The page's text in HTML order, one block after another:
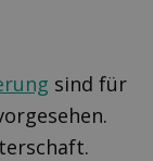
sind für